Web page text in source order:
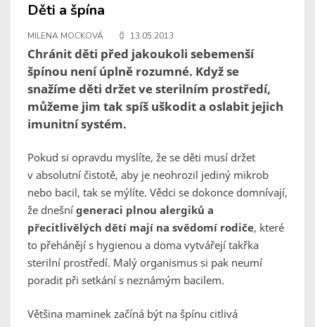
Děti a špína
MILENA MOCKOVÁ 13.05.2013
Chránit děti před jakoukoli sebemenší
špínou není úplně rozumné. Když se
snažíme děti držet ve sterilním prostředí,
můžeme jim tak spíš uškodit a oslabit jejich
imunitní systém.
Pokud si opravdu myslíte, že se děti musí držet
v absolutní čistotě, aby je neohrozil jediný mikrob
nebo bacil, tak se mýlíte. Vědci se dokonce domnívají,
že dnešní generaci plnou alergiků a
přecitlivělých dětí mají na svědomí rodiče, které
to přehánějí s hygienou a doma vytvářejí takřka
sterilní prostředí. Malý organismus si pak neumí
poradit při setkání s neznámým bacilem.
Většina maminek začíná být na špínu citlivá